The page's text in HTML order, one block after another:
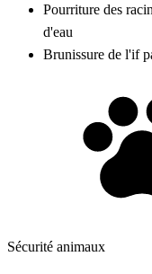
Pourriture des
d'eau
Brunissure de l'if
Sécurité animaux